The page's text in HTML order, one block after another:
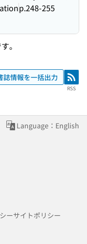
p.248-255
。
誌情報を一括出力 RSS
RSS
Language：English
ーサイトポリシー